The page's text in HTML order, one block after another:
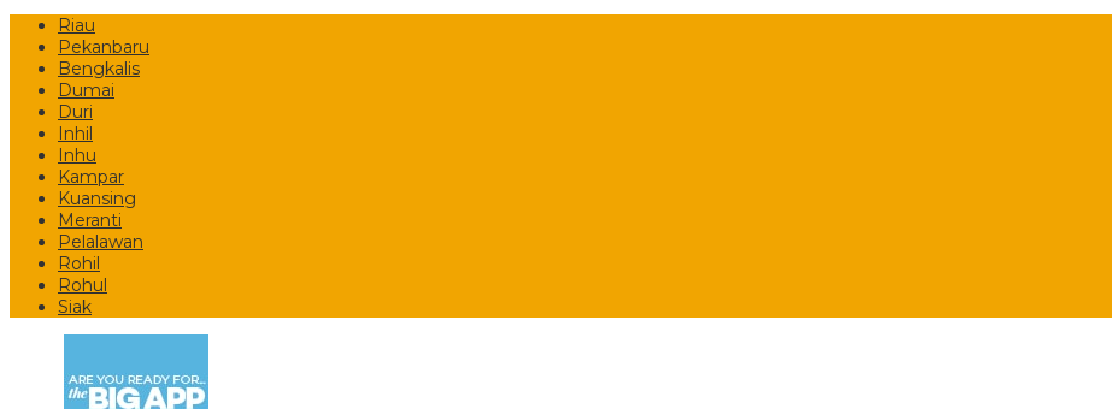
Riau
Pekanbaru
Bengkalis
Dumai
Duri
Inhil
Inhu
Kampar
Kuansing
Meranti
Pelalawan
Rohil
Rohul
Siak